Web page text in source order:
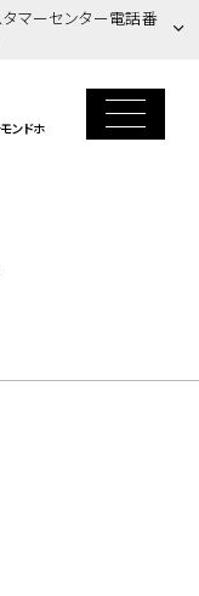
タマーセンター電話番
ンドホ